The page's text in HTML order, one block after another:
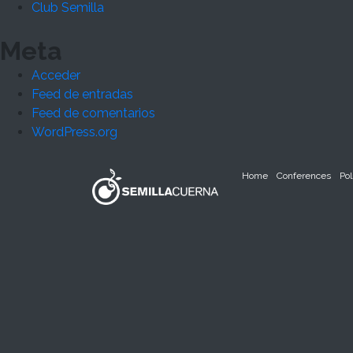
Club Semilla
Meta
Acceder
Feed de entradas
Feed de comentarios
WordPress.org
Home Conferences